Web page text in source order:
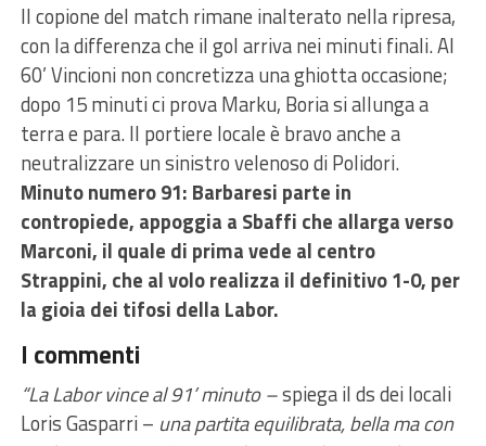
Il copione del match rimane inalterato nella ripresa,
con la differenza che il gol arriva nei minuti finali. Al
60’ Vincioni non concretizza una ghiotta occasione;
dopo 15 minuti ci prova Marku, Boria si allunga a
terra e para. Il portiere locale è bravo anche a
neutralizzare un sinistro velenoso di Polidori.
Minuto numero 91: Barbaresi parte in
contropiede, appoggia a Sbaffi che allarga verso
Marconi, il quale di prima vede al centro
Strappini, che al volo realizza il definitivo 1-0, per
la gioia dei tifosi della Labor.
I commenti
“La Labor vince al 91’ minuto –spiega il ds dei locali
Loris Gasparri – una partita equilibrata, bella ma con